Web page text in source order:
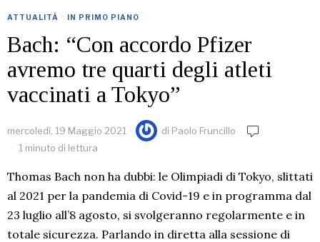
ATTUALITÀ · IN PRIMO PIANO
Bach: “Con accordo Pfizer
avremo tre quarti degli atleti
vaccinati a Tokyo”
mercoledì, 19 Maggio 2021 di Paolo Fruncillo
1 minuto di lettura
Thomas Bach non ha dubbi: le Olimpiadi di Tokyo, slittati
al 2021 per la pandemia di Covid-19 e in programma dal
23 luglio all’8 agosto, si svolgeranno regolarmente e in
totale sicurezza. Parlando in diretta alla sessione di